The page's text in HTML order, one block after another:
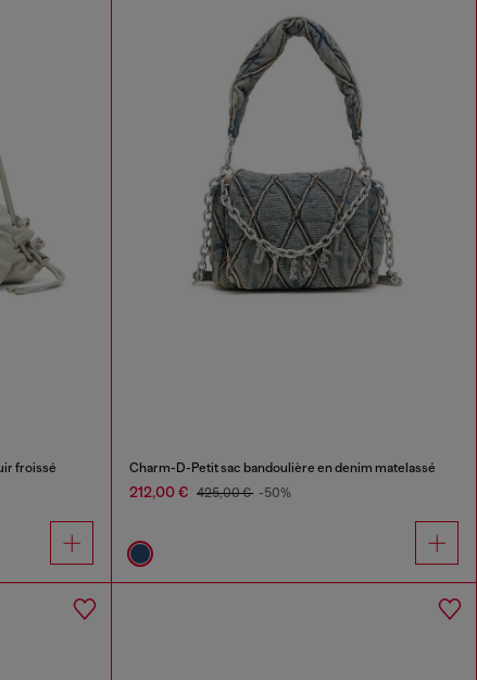
froissé Charm-D-Petit sac bandoulière en denim matelassé
212,00 € 425,00 € -50%